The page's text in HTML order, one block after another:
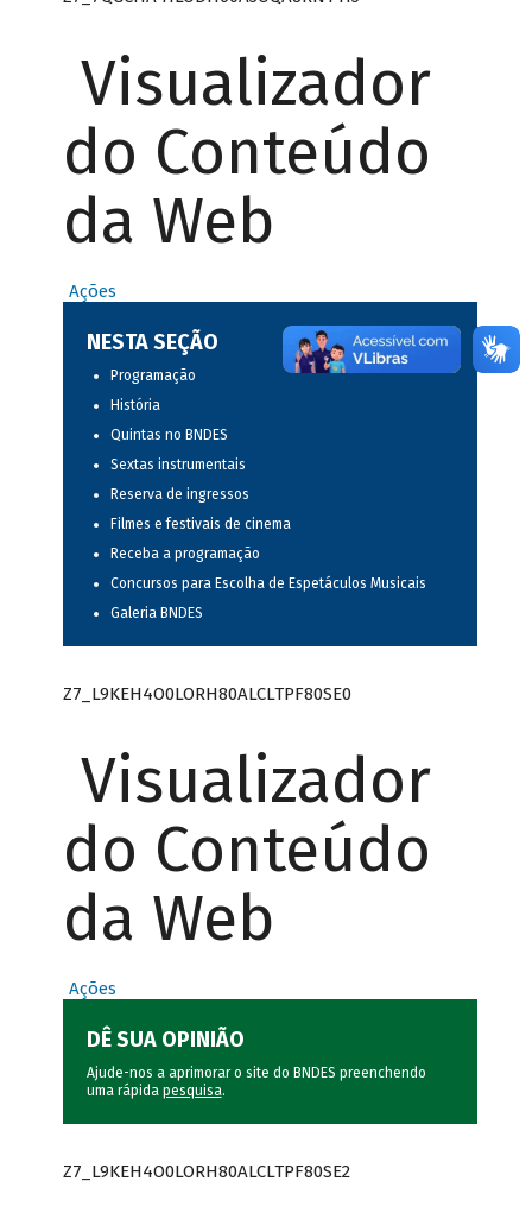
Visualizador
do Conteúdo
da Web
Ações
NESTA SEÇÃO
Programação
História
Quintas no BNDES
Sextas instrumentais
Reserva de ingressos
Filmes e festivais de cinema
Receba a programação
Concursos para Escolha de Espetáculos Musicais
Galeria BNDES
Z7_L9KEH4O0LORH80ALCLTPF80SE0
Visualizador
do Conteúdo
da Web
Ações
DÊ SUA OPINIÃO
Ajude-nos a aprimorar o site do BNDES preenchendo
uma rápida pesquisa.
Z7_L9KEH4O0LORH80ALCLTPF80SE2